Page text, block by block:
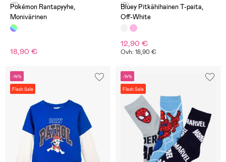
(0)
Pokémon Rantapyyhe,
Monivärinen
18,90 €
(0)
Bluey Pitkähihainen T-paita,
Off-White
12,90 €
Ovh: 18,90 €
-14%
Flash Sale
-14%
Flash Sale